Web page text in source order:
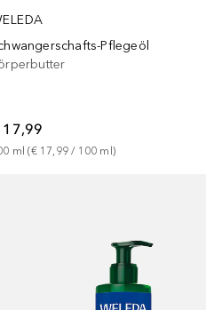
Pflegeöl
17,99
ml (€ 17,99 / 100 ml )